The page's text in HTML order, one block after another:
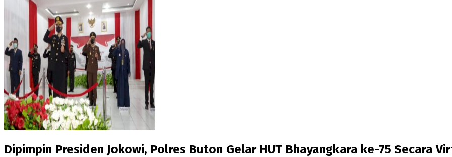
Dipimpin Presiden Jokowi, Polres Buton Gelar HUT Bhayangkara ke-75 Secara